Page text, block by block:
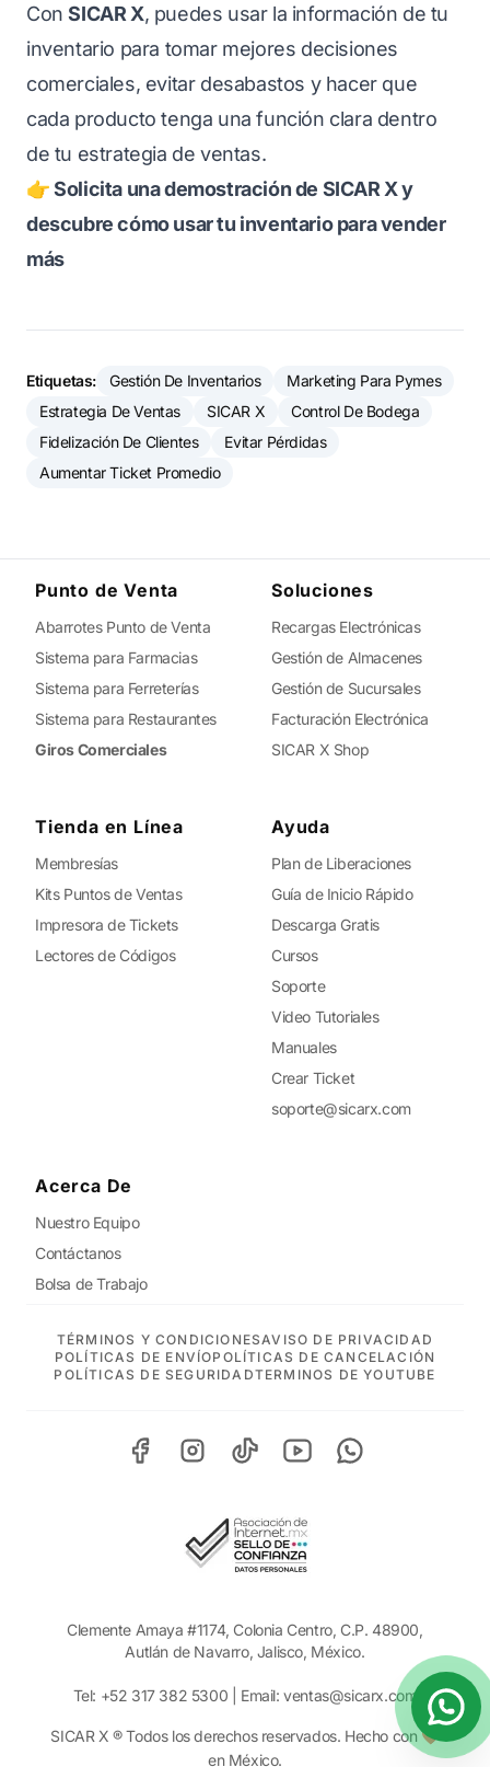
ConSICAR X, puedes usar la información de tu
inventario para tomar mejores decisiones
comerciales, evitar desabastos y hacer que
cada producto tenga una función clara dentro
de tu estrategia de ventas.
👉 Solicita una demostración de SICAR X y
descubre cómo usar tu inventario para vender
más
Etiquetas: Gestión De Inventarios
Marketing Para Pymes
Estrategia De Ventas
SICAR X
Control De Bodega
Fidelización De Clientes
Evitar Pérdidas
Aumentar Ticket Promedio
Punto de Venta
Abarrotes Punto de Venta
Sistema para Farmacias
Sistema para Ferreterías
Sistema para Restaurantes
Giros Comerciales
Soluciones
Recargas Electrónicas
Gestión de Almacenes
Gestión de Sucursales
Facturación Electrónica
SICAR X Shop
Tienda en Línea
Membresías
Kits Puntos de Ventas
Impresora de Tickets
Lectores de Códigos
Ayuda
Plan de Liberaciones
Guía de Inicio Rápido
Descarga Gratis
Cursos
Soporte
Video Tutoriales
Manuales
Crear Ticket
soporte@sicarx.com
Acerca De
Nuestro Equipo
Contáctanos
Bolsa de Trabajo
TÉRMINOS Y CONDICIONESAVISO DE PRIVACIDAD
POLÍTICAS DE ENVÍOPOLÍTICAS DE CANCELACIÓN
POLÍTICAS DE SEGURIDADTERMINOS DE YOUTUBE
Clemente Amaya #1174, Colonia Centro, C.P. 48900,
Autlán de Navarro, Jalisco, México.
Tel: +52 317 382 5300 | Email:ventas@sicarx.com
SICAR X ® Todos los derechos reservados. Hecho con ❤️
en México.